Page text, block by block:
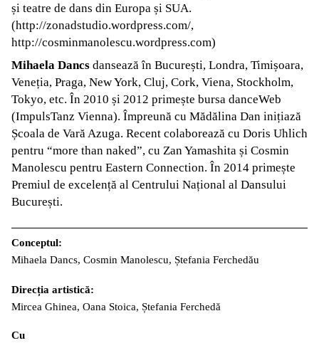
și teatre de dans din Europa și SUA.
(http://zonadstudio.wordpress.com/,
http://cosminmanolescu.wordpress.com)
Mihaela Dancs dansează în București, Londra, Timișoara,
Veneția, Praga, New York, Cluj, Cork, Viena, Stockholm,
Tokyo, etc. În 2010 și 2012 primește bursa danceWeb
(ImpulsTanz Vienna). Împreună cu Mădălina Dan inițiază
Școala de Vară Azuga. Recent colaborează cu Doris Uhlich
pentru “more than naked”, cu Zan Yamashita și Cosmin
Manolescu pentru Eastern Connection. În 2014 primește
Premiul de excelență al Centrului Național al Dansului
București.
Conceptul:
Mihaela Dancs, Cosmin Manolescu, Ștefania Ferchedău
Direcția artistică:
Mircea Ghinea, Oana Stoica, Ștefania Ferchedă
Cu